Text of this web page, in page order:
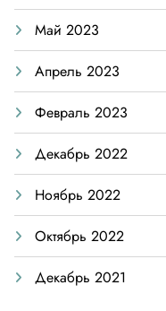
Май 2023
Апрель 2023
Февраль 2023
Декабрь 2022
Ноябрь 2022
Октябрь 2022
Декабрь 2021